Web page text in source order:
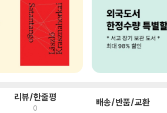
리뷰/한줄평
0 배송/반품/교환